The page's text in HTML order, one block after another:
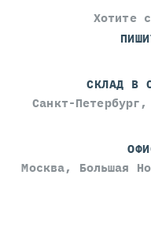
Хотите
СКЛАД В
Санкт-
Москва, Большая